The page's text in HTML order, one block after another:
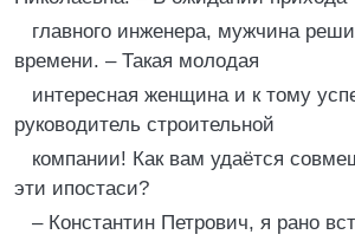
главного инженера, мужчина
времени. – Такая молодая
интересная женщина и к тому
руководитель строительной
компании! Как вам удаётся
эти ипостаси?
– Константин Петрович, я рано